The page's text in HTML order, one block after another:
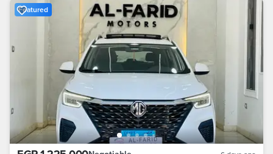
Featured